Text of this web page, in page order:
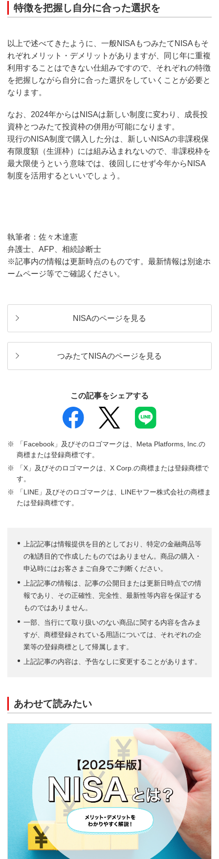
特徴を把握し自分に合った選択を
以上で述べてきたように、一般NISAもつみたてNISAもそ
れぞれメリット・デメリットがありますが、同じ年に重複
利用することはできない仕組みですので、それぞれの特徴
を把握しながら自分に合った選択をしていくことが必要と
なります。
なお、2024年からはNISAは新しい制度に変わり、成長投
資枠とつみたて投資枠の併用が可能になります。
現行のNISA制度で購入した分は、新しいNISAの非課税保
有限度額（生涯枠）には組み込まれないので、非課税枠を
最大限使うという意味では、後回しにせず今年からNISA
制度を活用するといいでしょう。
執筆者：佐々木達憲
弁護士、AFP、相続診断士
※記事内の情報は更新時点のものです。最新情報は別途ホ
ームページ等でご確認ください。
NISAのページを見る
つみたてNISAのページを見る
この記事をシェアする
「Facebook」及びそのロゴマークは、Meta Platforms, Inc.の
商標または登録商標です。
「X」及びそのロゴマークは、X Corp.の商標または登録商標で
す。
「LINE」及びそのロゴマークは、LINEヤフー株式会社の商標ま
たは登録商標です。
上記記事は情報提供を目的としており、特定の金融商品等
の勧誘目的で作成したものではありません。商品の購入・
申込時にはお客さまご自身でご判断ください。
上記記事の情報は、記事の公開日または更新日時点での情
報であり、その正確性、完全性、最新性等内容を保証する
ものではありません。
一部、当行にて取り扱いのない商品に関する内容を含みま
すが、商標登録されている用語については、それぞれの企
業等の登録商標として帰属します。
上記記事の内容は、予告なしに変更することがあります。
あわせて読みたい